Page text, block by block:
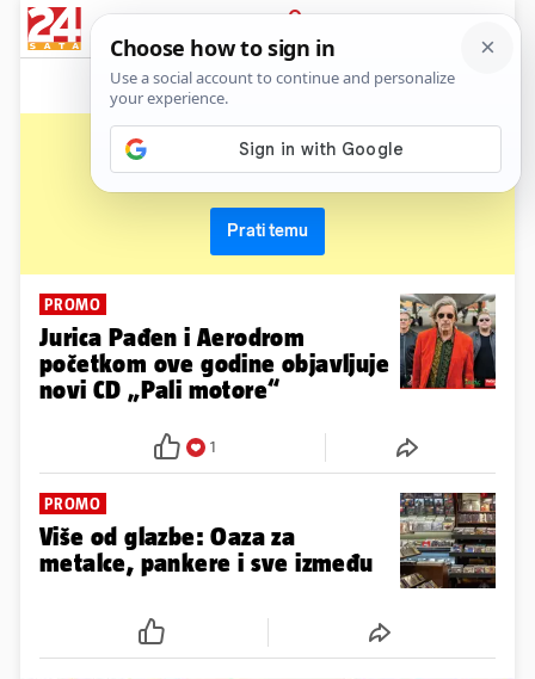
PRIJAVA
News
cd
Prati temu
PROMO
Jurica Pađen i Aerodrom
početkom ove godine objavljuje
novi CD „Pali motore“
1
PROMO
Više od glazbe: Oaza za
metalce, pankere i sve između